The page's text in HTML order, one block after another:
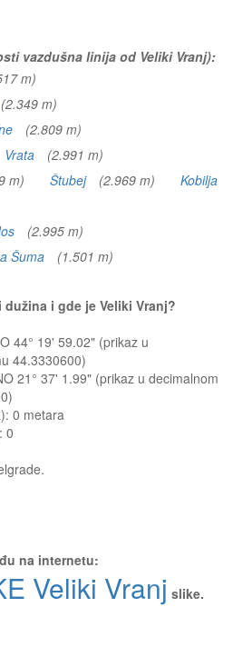
vazdušna linija od Veliki Vranj):
m)
(2.349 m)
(2.809 m)
Vrata
(2.991 m)
m) Štubej (2.969 m)
Kobilja
(2.995 m)
Šuma (1.501 m)
i gde je Veliki Vranj?
44° 19' 59.02" (prikaz u
44.3330600)
21° 37' 1.99" (prikaz u decimalnom
0 metara
0
na internetu:
Veliki Vranj slike.